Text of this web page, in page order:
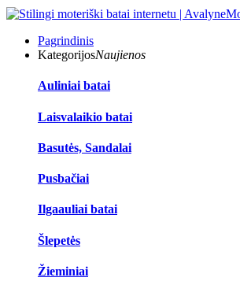
Pagrindinis
KategorijosNaujienos
Auliniai batai
Laisvalaikio batai
Basutės, Sandalai
Pusbačiai
Ilgaauliai batai
Šlepetės
Žieminiai